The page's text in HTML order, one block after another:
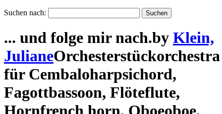
Suchen nach:
... und folge mir nach.by Klein,
JulianeOrchesterstück
für Cembaloharpsichord,
Fagottbassoon, Flöteflute,